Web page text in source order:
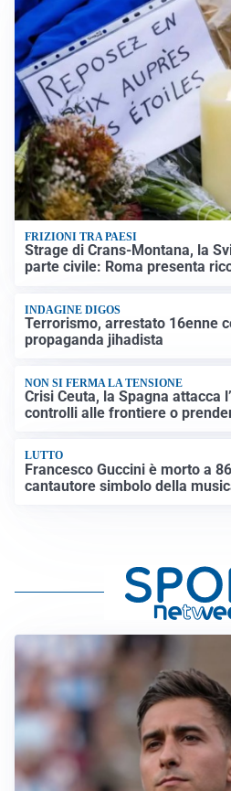
FRIZIONI TRA PAESI
Strage di Crans-Montana, la
parte civile: Roma presenta
INDAGINE DIGOS
Terrorismo, arrestato 16enne
propaganda jihadista
NON SI FERMA LA TENSIONE
Crisi Ceuta, la Spagna attacca
controlli alle frontiere o
LUTTO
Francesco Guccini è morto a
cantautore simbolo della